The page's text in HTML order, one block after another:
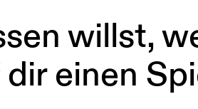
willst,
einen